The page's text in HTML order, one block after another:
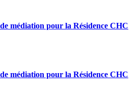
médiation pour la Résidence CHC
médiation pour la Résidence CHC